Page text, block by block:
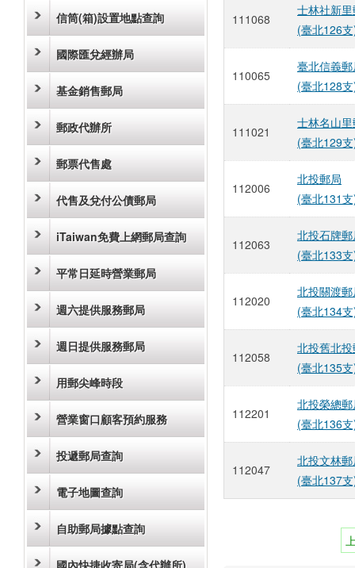
信筒(箱)設置地點查詢
國際匯兌經辦局
基金銷售郵局
郵政代辦所
郵票代售處
代售及兌付公債郵局
iTaiwan免費上網郵局查詢
平常日延時營業郵局
週六提供服務郵局
週日提供服務郵局
用郵尖峰時段
營業窗口顧客預約服務
投遞郵局查詢
電子地圖查詢
自助郵局據點查詢
國內快捷收寄局(含代辦所)
111068
士林社新
(臺北126
110065
臺北信義
(臺北128
111021
士林名山
(臺北129
112006
北投郵局
(臺北131
112063
北投石牌
(臺北133
112020
北投關渡
(臺北134
112058
北投舊北
(臺北135
112201
北投榮總
(臺北136
112047
北投文林
(臺北137